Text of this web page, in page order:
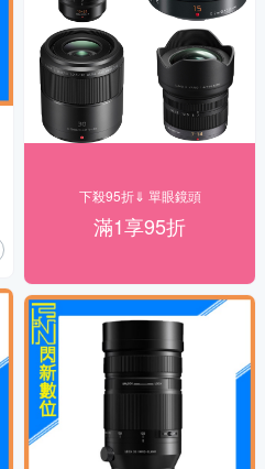
下殺95折⇓ 單眼鏡頭
滿1享95折